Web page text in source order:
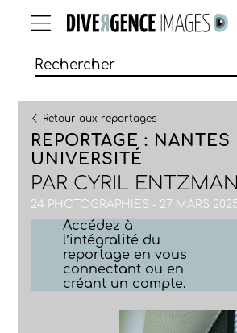
Retour aux reportages
REPORTAGE : NANTES
UNIVERSITÉ
PAR CYRIL
24 PHOTOGRAPHIES - 27 MARS
Accédez à
l’intégralité du
reportage en vous
connectant ou en
créant un compte.